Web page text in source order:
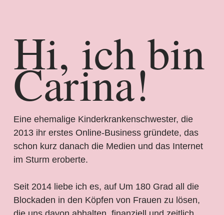
Hi, ich bin
Carina!
Eine ehemalige Kinderkrankenschwester, die
2013 ihr erstes Online-Business gründete, das
schon kurz danach die Medien und das Internet
im Sturm eroberte.
Seit 2014 liebe ich es, auf Um 180 Grad all die
Blockaden in den Köpfen von Frauen zu lösen,